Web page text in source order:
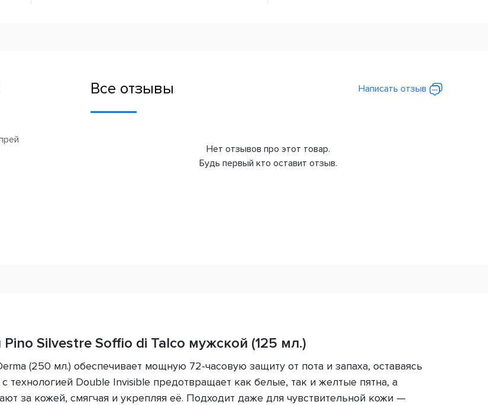
Все отзывы Написать отзыв
Нет отзывов про этот товар.
Будь первый кто оставит отзыв.
Silvestre Soffio di Talco мужской (125 мл.)
(250 мл.) обеспечивает мощную 72-часовую защиту от пота и запаха, оставаясь
Double Invisible предотвращает как белые, так и желтые пятна, а
за кожей, смягчая и укрепляя её. Подходит даже для чувствительной кожи —